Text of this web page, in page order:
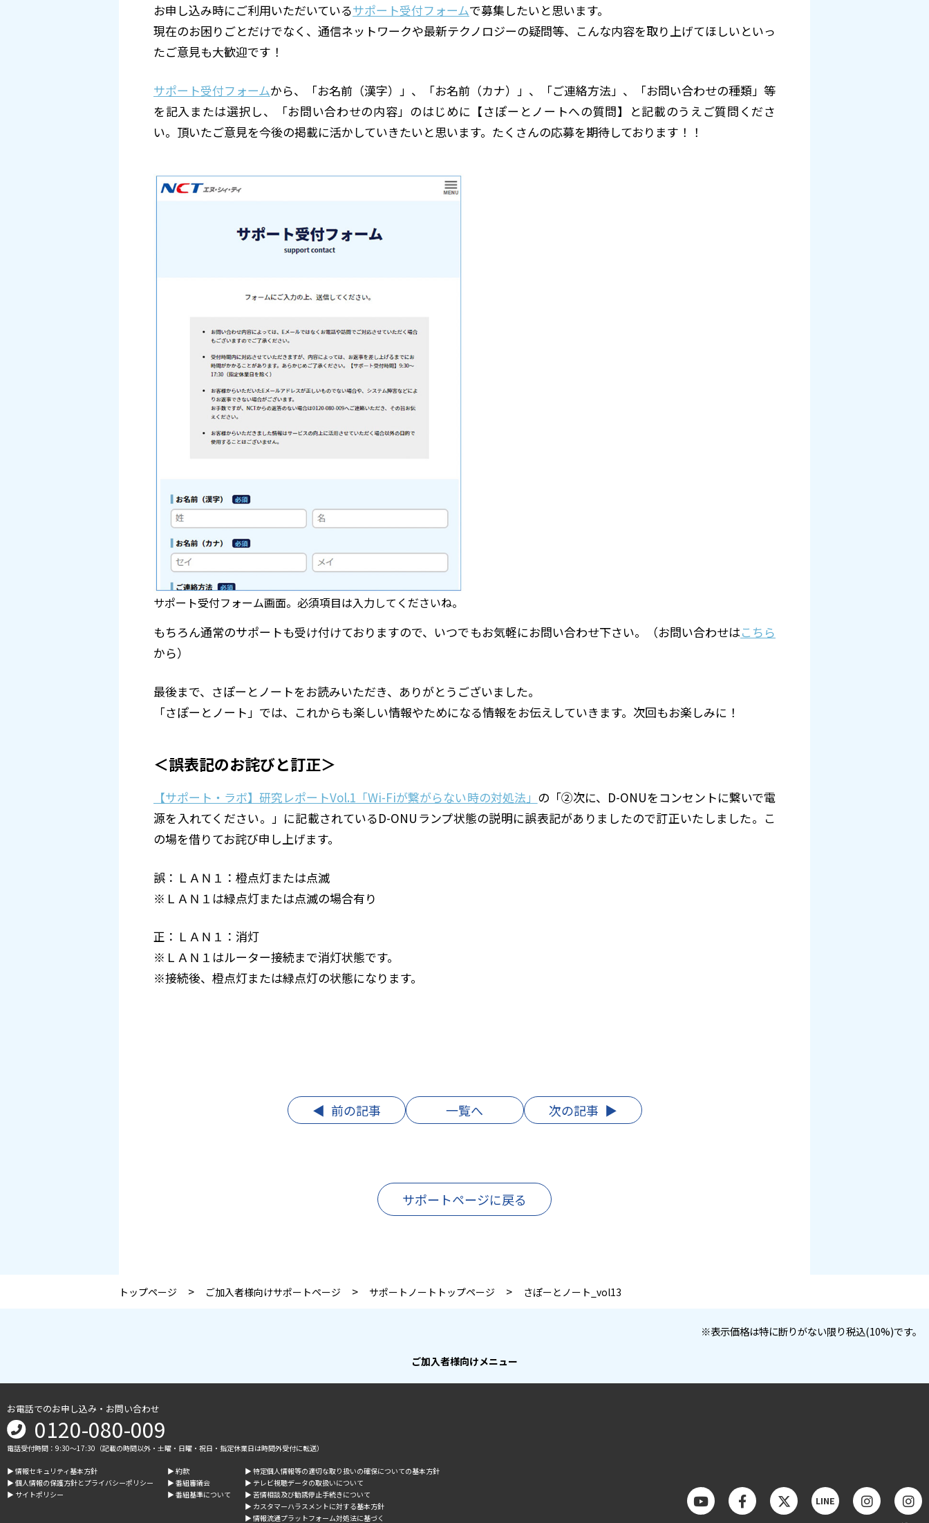
お申し込み時にご利用いただいているサポート受付フォームで募集したいと思います。
現在のお困りごとだけでなく、通信ネットワークや最新テクノロジーの疑問等、こんな内容を取り上げてほしいといっ
たご意見も大歓迎です！
サポート受付フォームから、「お名前（漢字）」、「お名前（カナ）」、「ご連絡方法」、「お問い合わせの種類」等
を記入または選択し、「お問い合わせの内容」のはじめに【さぽーとノートへの質問】と記載のうえご質問くださ
い。頂いたご意見を今後の掲載に活かしていきたいと思います。たくさんの応募を期待しております！！
サポート受付フォーム画面。必須項目は入力してくださいね。
もちろん通常のサポートも受け付けておりますので、いつでもお気軽にお問い合わせ下さい。（お問い合わせはこちら
から）
最後まで、さぽーとノートをお読みいただき、ありがとうございました。
「さぽーとノート」では、これからも楽しい情報やためになる情報をお伝えしていきます。次回もお楽しみに！
＜誤表記のお詫びと訂正＞
【サポート・ラボ】研究レポートVol.1「Wi-Fiが繋がらない時の対処法」 の「②次に、D-ONUをコンセントに繋いで電
源を入れてください。」に記載されているD-ONUランプ状態の説明に誤表記がありましたので訂正いたしました。こ
の場を借りてお詫び申し上げます。
誤：ＬＡＮ１：橙点灯または点滅
※ＬＡＮ１は緑点灯または点滅の場合有り
正：ＬＡＮ１：消灯
※ＬＡＮ１はルーター接続まで消灯状態です。
※接続後、橙点灯または緑点灯の状態になります。
前の記事 一覧へ 次の記事
サポートページに戻る
トップページ > ご加入者様向けサポートページ > サポートノートトップページ > さぽーとノート_vol13
※表示価格は特に断りがない限り税込(10%)です。
ご加入者様向けメニュー
お電話でのお申し込み・お問い合わせ
0120-080-009
電話受付時間：9:30～17:30（記載の時間以外・土曜・日曜・祝日・指定休業日は時間外受付に転送）
▶︎ 情報セキュリティ基本方針
▶︎ 個人情報の保護方針とプライバシーポリシー
▶︎ サイトポリシー
▶︎ 約款
▶︎ 番組審議会
▶︎ 番組基準について
▶︎ 特定個人情報等の適切な取り扱いの確保についての基本方針
▶︎ テレビ視聴データの取扱いについて
▶︎ 苦情相談及び勧誘停止手続きについて
▶︎ カスタマーハラスメントに対する基本方針
▶︎ 情報流通プラットフォーム対処法に基づく
LINE